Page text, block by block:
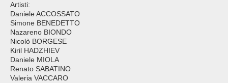
Artisti:
Daniele ACCOSSATO
Simone BENEDETTO
Nazareno BIONDO
Nicolò BORGESE
Kiril HADZHIEV
Daniele MIOLA
Renato SABATINO
Valeria VACCARO